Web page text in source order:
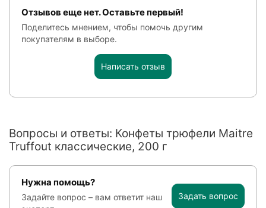
Отзывов еще нет. Оставьте первый!
Поделитесь мнением, чтобы помочь другим
покупателям в выборе.
Написать отзыв
Вопросы и ответы: Конфеты трюфели Maitre
Truffout классические, 200 г
Нужна помощь?
Задайте вопрос – вам ответит наш
Задать вопрос